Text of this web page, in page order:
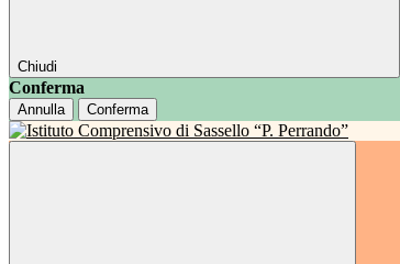
Chiudi
Conferma
Annulla Conferma